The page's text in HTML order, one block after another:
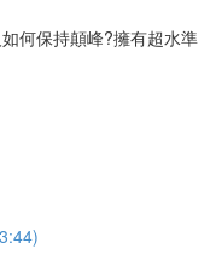
何保持顛峰?擁有超水準